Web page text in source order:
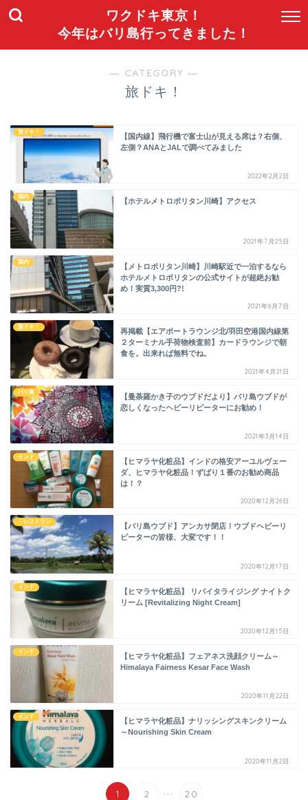
ワクドキ東京！
今年はバリ島行ってきました！
― CATEGORY ―
旅ドキ！
旅ドキ！
【国内線】飛行機で富士山が見える席は？右側、
左側？ANAとJALで調べてみました
2022年2月2日
国内
【ホテルメトロポリタン川崎】アクセス
2021年7月25日
国内
【メトロポリタン川崎】川崎駅近で一泊するなら
ホテルメトロポリタンの公式サイトが超絶お勧
め！実質3,300円?!
2021年6月7日
旅ドキ！
再掲載【エアポートラウンジ北/羽田空港国内線第
２ターミナル手荷物検査前】カードラウンジで朝
食を。出来れば無料でね。
2021年4月21日
バリ島
【曼荼羅かき子のウブドだより】バリ島ウブドが
恋しくなったヘビーリピーターにお勧め！
2021年3月14日
インド
【ヒマラヤ化粧品】インドの格安アーユルヴェー
ダ、ヒマラヤ化粧品！ずばり１番のお勧め商品
は！？
2020年12月26日
－レストラン
【バリ島ウブド】アンカサ閉店！ウブドヘビーリ
ピーターの皆様、大変です！！
2020年12月17日
インド
【ヒマラヤ化粧品】 リバイタライジング ナイトク
リーム [Revitalizing Night Cream]
2020年12月15日
インド
【ヒマラヤ化粧品】フェアネス洗顔クリーム～
Himalaya Fairness Kesar Face Wash
2020年11月22日
インド
【ヒマラヤ化粧品】ナリッシングスキンクリーム
～Nourishing Skin Cream
2020年11月2日
1 2 ... 20